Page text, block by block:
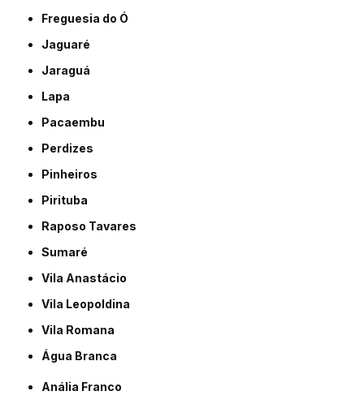
Freguesia do Ó
Jaguaré
Jaraguá
Lapa
Pacaembu
Perdizes
Pinheiros
Pirituba
Raposo Tavares
Sumaré
Vila Anastácio
Vila Leopoldina
Vila Romana
Água Branca
Anália Franco